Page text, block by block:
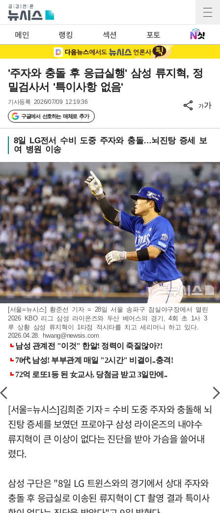
메인 랭킹 섹션 포토
'주자와 충돌 후 응급실행' 삼성 류지혁, 정
밀검사서 '특이사항 없음'
기사등록 2026/07/09 12:19:36
구글에서 선호하는 매체로 추가
가가
8일 LG전서 수비 도중 주자와 충돌…뇌진탕 증세 보
여 병원 이송
[서울=뉴시스] 황준선 기자 = 28일 서울 송파구 잠실야구장에서 열린
2026 KBO 리그 삼성 라이온즈와 두산 베어스의 경기, 4회 초 1사 3
루 상황 삼성 류지혁이 1타점 적시타를 치고 세리머니 하고 있다.
2026.04.28. hwang@newsis.com
[서울=뉴시스]김희준 기자 = 수비 도중 주자와 충돌해 뇌
진탕 증세를 보였던 프로야구 삼성 라이온즈의 내야수
류지혁이 큰 이상이 없다는 진단을 받아 가슴을 쓸어내
렸다.
삼성 구단은 "8일 LG 트윈스와의 경기에서 상대 주자와
충돌 후 응급실로 이송된 류지혁이 CT 촬영 결과 특이사